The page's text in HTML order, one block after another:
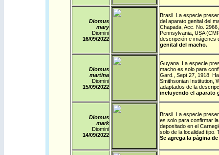
Diomus
mary
Diomini
16/09/2022
Brasil. La especie
del aparato genital del
Chapada, Acc. No.
Pennsylvania, USA
descripción e imágenes
genital del macho.
Diomus
martina
Diomini
15/09/2022
Guyana. La especie
macho es solo para
Gard., Sept 27, 1918.
Smithsonian Institution,
adaptados de la
incluyendo el aparato
Diomus
mark
Diomini
14/09/2022
Brasil. La especie
es solo para confirmar
depositado en el
solo de la localidad tipo.
Se agrega la página